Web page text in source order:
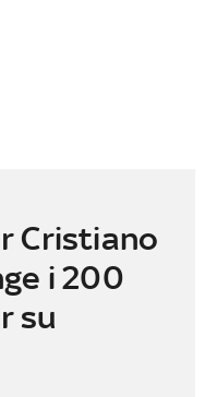
Cristiano
i 200
su